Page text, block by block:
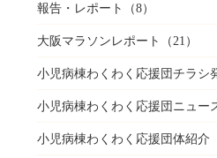
報告・レポート （8）
大阪マラソンレポート （21）
小児病棟わくわく応援団チラシ
小児病棟わくわく応援団ニュー
小児病棟わくわく応援団体紹介